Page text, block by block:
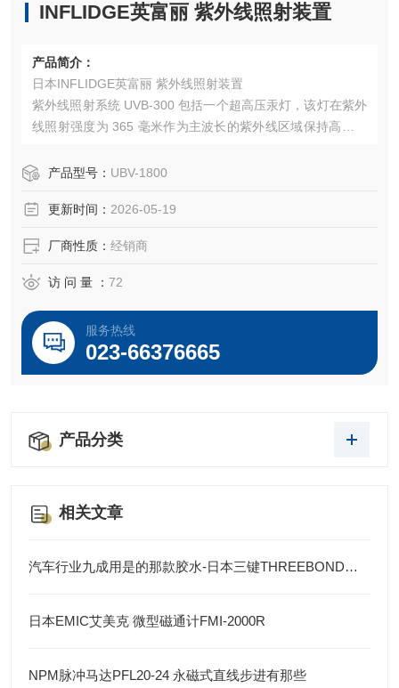
INFLIDGE英富丽 紫外线照射装置
产品简介：
日本INFLIDGE英富丽 紫外线照射装置
紫外线照射系统 UVB-300 包括一个超高压汞灯，该灯在紫外
线照射强度为 365 毫米作为主波长的紫外线区域保持高发射
反射器。
产品型号： UBV-1800
更新时间： 2026-05-19
厂商性质： 经销商
访 问 量 ： 72
服务热线
023-66376665
产品分类
相关文章
汽车行业九成用是的那款胶水-日本三键THREEBOND胶水
日本EMIC艾美克 微型磁通计FMI-2000R
NPM脉冲马达PFL20-24 永磁式直线步进有那些